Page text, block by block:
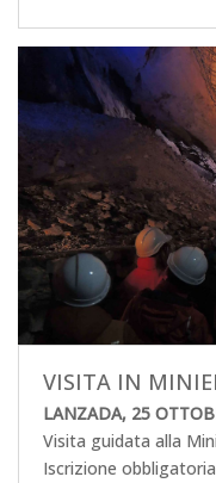
VISITA IN
LANZADA, 25
Visita guidata alla
Iscrizione